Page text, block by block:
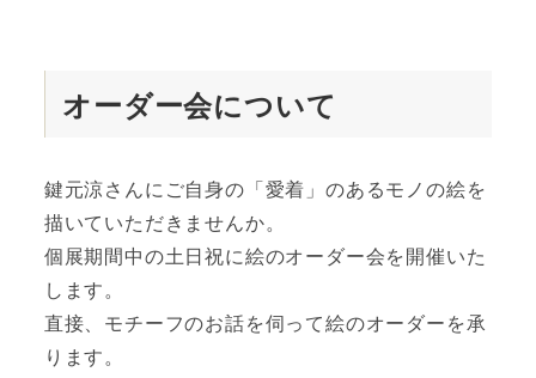
オーダー会について
鍵元涼さんにご自身の「愛着」のあるモノの絵を
描いていただきませんか。
個展期間中の土日祝に絵のオーダー会を開催いた
します。
直接、モチーフのお話を伺って絵のオーダーを承
ります。